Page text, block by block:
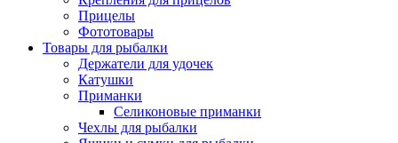
Прицелы
Фототовары
Товары для рыбалки
Держатели для удочек
Катушки
Приманки
Селиконовые приманки
Чехлы для рыбалки